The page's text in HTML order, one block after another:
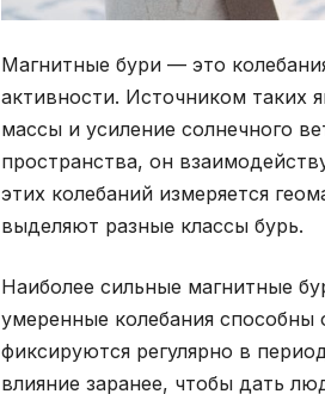
Магнитные бури — это
активности. Источником таких
массы и усиление солнечного
пространства, он
этих колебаний измеряется
выделяют разные классы бурь.
Наиболее сильные магнитные
умеренные колебания способны
фиксируются регулярно в
влияние заранее, чтобы дать